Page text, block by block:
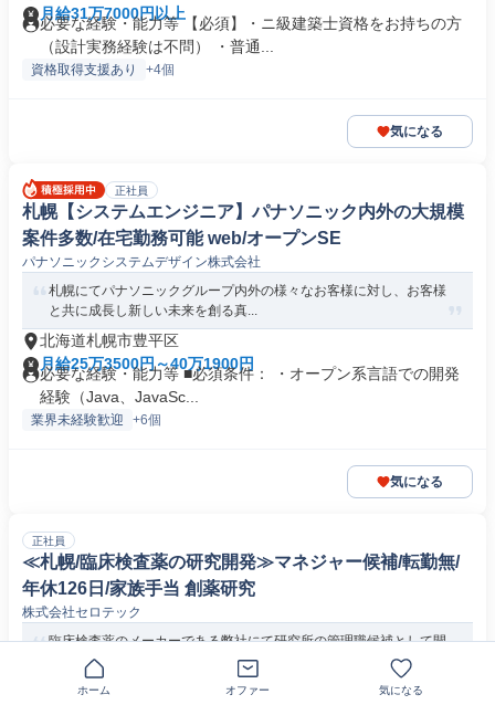
月給31万7000円以上
必要な経験・能力等 【必須】・ニ級建築士資格をお持ちの方
（設計実務経験は不問） ・普通...
資格取得支援あり +4個
気になる
正社員
札幌【システムエンジニア】パナソニック内外の大規模
案件多数/在宅勤務可能 web/オープンSE
パナソニックシステムデザイン株式会社
札幌にてパナソニックグループ内外の様々なお客様に対し、お客様
と共に成長し新しい未来を創る真...
北海道札幌市豊平区
月給25万3500円～40万1900円
必要な経験・能力等 ■必須条件： ・オープン系言語での開発
経験（Java、JavaSc...
業界未経験歓迎 +6個
気になる
正社員
≪札幌/臨床検査薬の研究開発≫マネジャー候補/転勤無/
年休126日/家族手当 創薬研究
株式会社セロテック
臨床検査薬のメーカーである弊社にて研究所の管理職候補として開
発計画書の作成や新規製品の開発...
北海道札幌市豊平区
ホーム オファー 気になる